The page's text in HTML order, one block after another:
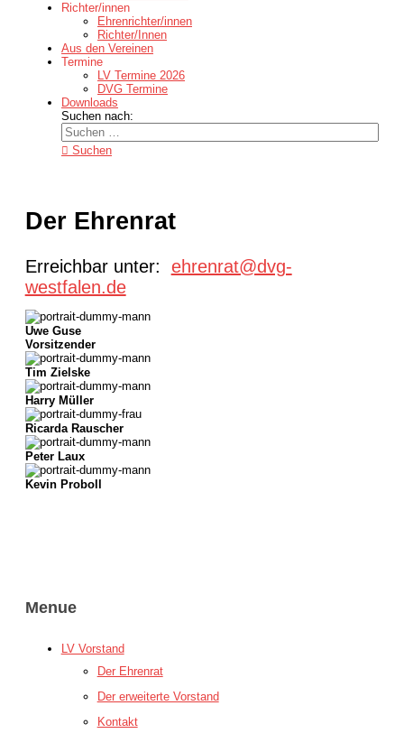
Richter/innen
Ehrenrichter/innen
Richter/Innen
Aus den Vereinen
Termine
LV Termine 2026
DVG Termine
Downloads
Suchen nach:
Suchen
Der Ehrenrat
Erreichbar unter: ehrenrat@dvg-
westfalen.de
Uwe Guse
Vorsitzender
Tim Zielske
Harry Müller
Ricarda Rauscher
Peter Laux
Kevin Proboll
Menue
LV Vorstand
Der Ehrenrat
Der erweiterte Vorstand
Kontakt